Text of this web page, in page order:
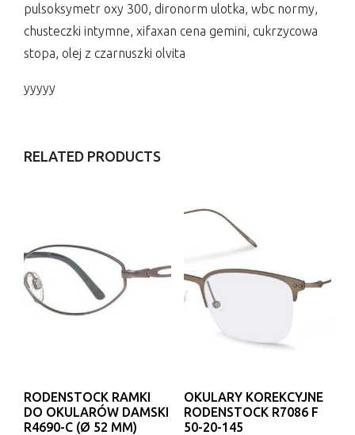
pulsoksymetr oxy 300, dironorm ulotka, wbc normy,
chusteczki intymne, xifaxan cena gemini, cukrzycowa
stopa, olej z czarnuszki olvita
yyyyy
RELATED PRODUCTS
RODENSTOCK RAMKI
DO OKULARÓW DAMSKI
R4690-C (Ø 52 MM)
OKULARY KOREKCYJNE
RODENSTOCK R7086 F
50-20-145